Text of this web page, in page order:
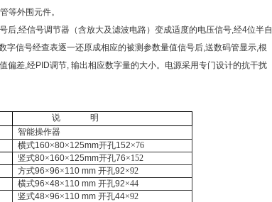
等外围元件。
,经信号调节器（含放大及滤波电路）变成适度的电压信号,经4位半自
信号经查表逐一还原成相应的被测参数量值信号后,送数码管显示,根
差,经PID调节, 输出相应数字量的大小。电源采用专门设计的抗干扰
说
明
智能操作器
横式160×80×125mm开孔152×76
竖式80×160×125mm开孔76×152
方式96×96×110 mm 开孔92×92
横式96×48×110 mm 开孔92×44
竖式48×96×110 mm 开孔44×92